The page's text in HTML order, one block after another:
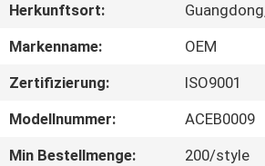
FABRIK-
QUALITÄTSKONTROLLE
Herkunftsort:
Markenname:
OEM
Zertifizierung:
ISO9001
Modellnummer:
ACEB0009
Min Bestellmenge:
200/style